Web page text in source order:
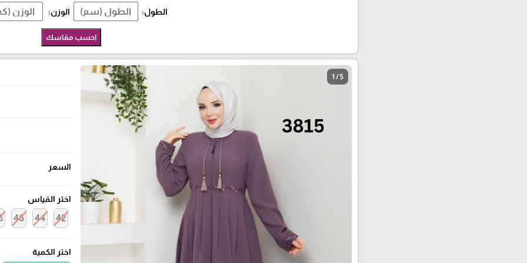
الطول: الوزن:
احسب مقاسك
1 / 5
السعر
اختر القياس
42
44
46
اختر الكمية